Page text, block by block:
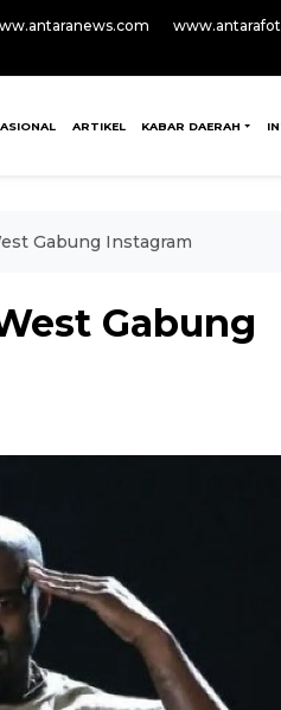
ARTIKEL KABAR DAERAH
Gabung Instagram
Gabung